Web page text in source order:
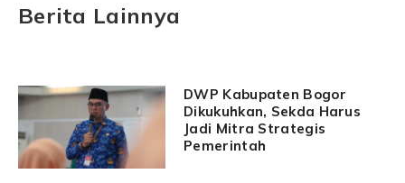
Berita Lainnya
DWP Kabupaten Bogor
Dikukuhkan, Sekda Harus
Jadi Mitra Strategis
Pemerintah